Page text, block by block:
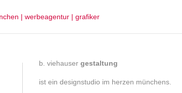
b. viehauser gestaltung
ist ein designstudio im herzen münchens.